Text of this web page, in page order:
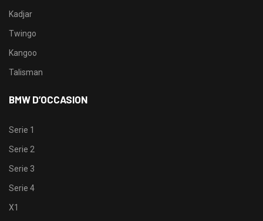
Kadjar
Twingo
Kangoo
Talisman
BMW D’OCCASION
Serie 1
Serie 2
Serie 3
Serie 4
X1